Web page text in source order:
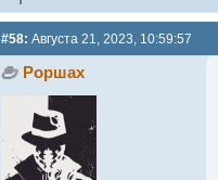
#58: Августа 21, 2023, 10:59:57
Роршах